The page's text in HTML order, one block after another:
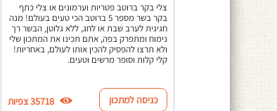
צלי בקר ברוטב פטריות וערמונים או צלי כתף
בקר בשר מספר 5 ברוטב הכי טעים בעולם! מנה
חגיגית לערב שבת או לחג, ללא גלוטן, הבשר רך
נימוח ומתפרק בפה, אתם תכינו את המתכון שלי
ולא תרצו להפסיק להכין אותו לעולם, באחריות!
קלי קלות וסופר מרשים וטעים.
כניסה למתכון 35718 צפיות